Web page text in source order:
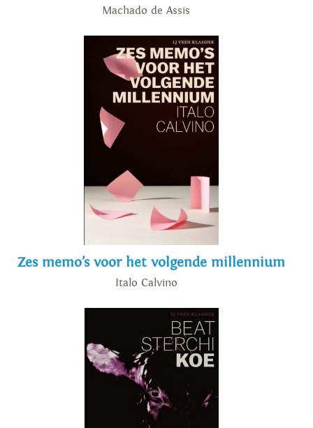
Machado de Assis
Zes memo’s voor het volgende millennium
Italo Calvino